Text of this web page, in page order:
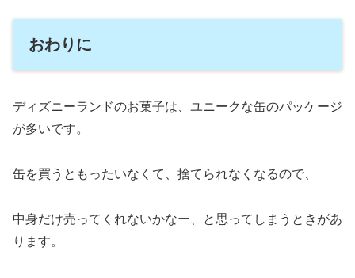
おわりに
ディズニーランドのお菓子は、ユニークな缶のパッケージ
が多いです。
缶を買うともったいなくて、捨てられなくなるので、
中身だけ売ってくれないかなー、と思ってしまうときがあ
ります。